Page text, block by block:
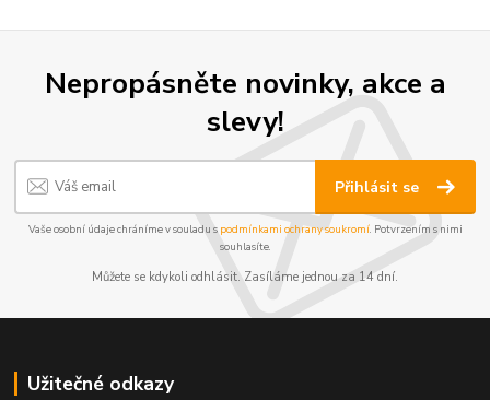
Nepropásněte novinky, akce a
slevy!
Přihlásit se
Vaše osobní údaje chráníme v souladu s podmínkami ochrany soukromí. Potvrzením s nimi
souhlasíte.
Můžete se kdykoli odhlásit. Zasíláme jednou za 14 dní.
Užitečné odkazy